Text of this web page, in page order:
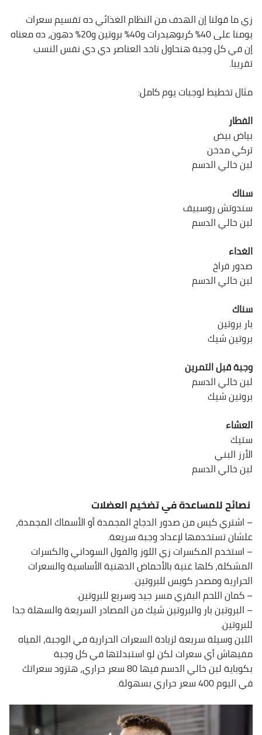
زي ما قولنا إن الهدف من النظام الغذائي ده تقسيم سعرات
يومنا على 40% كربوهيدرات و40% بروتين و20% دهون، ده معناه
إن في كل وجبة هنحاول ناخد العناصر دي دي نفس النسب
تقريبا.
مثال تخطيط لوجبات يوم كامل:
الفطار
بياض بيض
تركي مدخن
لبن خالي الدسم
سناك
سندوتش روسبيف
لبن خالي الدسم
الغداء
صدور فراخ
لبن خالي الدسم
سناك
بار بروتين
بروتين شيك
وجبة قبل التمرين
لبن خالي الدسم
بروتين شيك
العشاء
ستيك
الأرز البني
لبن خالي الدسم
نصائح للمساعدة في تضخيم العضلات
– اشتري كيس من صدور الدجاج المجمدة أو الأسماك المجمدة،
علشان تستخدمها لإعداد وجبة سريعة.
– استخدم المكسرات زي اللوز والفول السوداني والكسرات
المشكلة، كلها غنية بالأحماض الدهنية الأساسية والسعرات
الحرارية ومصدر كويس للبروتين.
– كمان اللحم البقري مسر جيد وسريع للبروتين.
– البروتين بار والبروتين شيك من المصادر السريعة والسهلة جدا
للبروتين.
اللبن وسيلة سريعة لزيادة السعرات الحرارية في الوجبة، المياه
مفيهاش أي سعرات لكن لو استبدلتها في كل وجبة
بكوباية لبن خالي الدسم فيها 80 سعر حراري، هتزود سعراتك
في اليوم 400 سعر حراري بسهولة.